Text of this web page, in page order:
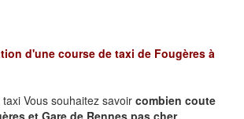
d'une course de taxi de Fougères à
Vous souhaitez savoir combien coute